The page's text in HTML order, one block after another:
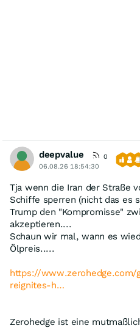
deepvalue
0
06.08.26 18:54:30
Tja wenn die Iran der Straße
Schiffe sperren (nicht das es
Trump den "Kompromisse"
akzeptieren....
Schaun wir mal, wann es
Ölpreis.....
https://
reignites-h…
Zerohedge ist eine